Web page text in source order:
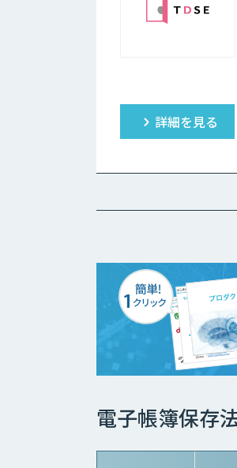
詳細を見る
電子帳簿保存